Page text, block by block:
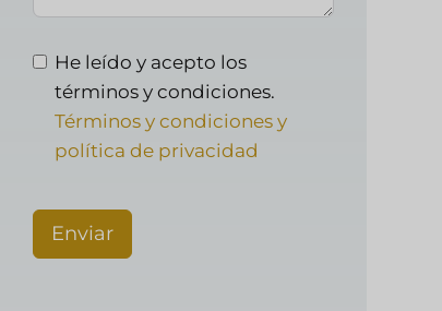
He leído y acepto los
términos y condiciones.
Términos y condiciones y
política de privacidad
Enviar